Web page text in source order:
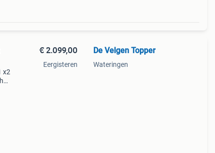
x2
€ 2.099,00
Eergisteren
De Velgen Topper
Wateringen